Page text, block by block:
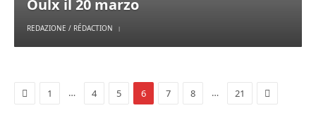
Oulx il 20 marzo
REDAZIONE / RÉDACTION
Previous
1 … 4 5 6 7 8 … 21 Next